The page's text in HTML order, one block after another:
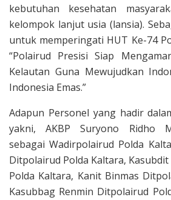
kebutuhan kesehatan
kelompok lanjut usia (lansia).
untuk memperingati HUT Ke-74
“Polairud Presisi Siap
Kelautan Guna Mewujudkan
Indonesia Emas.”
Adapun Personel yang hadir
yakni, AKBP Suryono Ridho
sebagai Wadirpolairud Polda
Ditpolairud Polda Kaltara,
Polda Kaltara, Kanit Binmas
Kasubbag Renmin Ditpolairud